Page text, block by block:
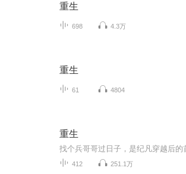
重生
698 4.3万
重生
61 4804
重生
412 251.1万